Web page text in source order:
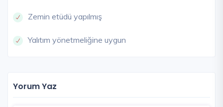
Zemin etüdü yapılmış
Yalıtım yönetmeliğine uygun
Yorum Yaz